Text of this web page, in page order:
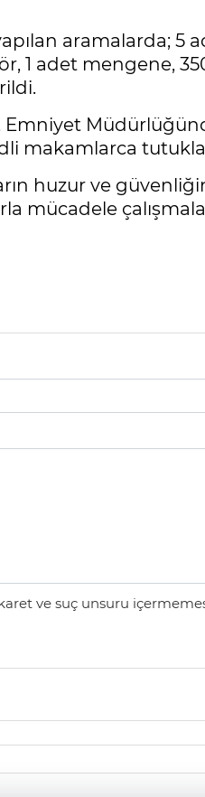
aramalarda; 5
1 adet mengene,
Emniyet
makamlarca
huzur ve
mücadele
ve suç unsuru